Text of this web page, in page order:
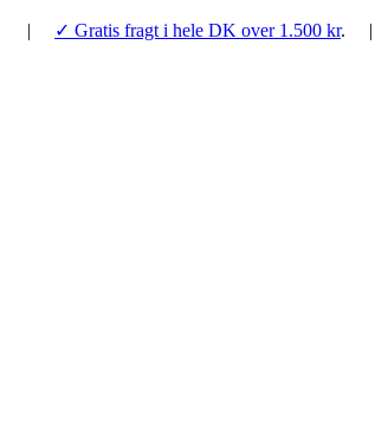
| ✓ Gratis fragt i hele DK over 1.500 kr. |